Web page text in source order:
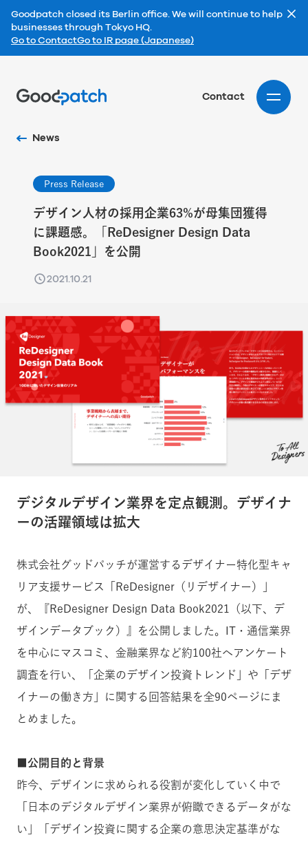
Goodpatch closed its Berlin office. We will continue to help
businesses through Tokyo HQ.
Go to ContactGo to IR page (Japanese)
Contact
News
Press Release
デザイン人材の採用企業63%が母集団獲得
に課題感。「ReDesigner Design Data
Book2021」を公開
2021.10.21
デジタルデザイン業界を定点観測。デザイナ
ーの活躍領域は拡大
株式会社グッドパッチが運営するデザイナー特化型キャ
リア支援サービス「ReDesigner（リデザイナー）」
が、『ReDesigner Design Data Book2021（以下、デ
ザインデータブック）』を公開しました。IT・通信業界
を中心にマスコミ、金融業界など約100社へアンケート
調査を行い、「企業のデザイン投資トレンド」や「デザ
イナーの働き方」に関する回答結果を全90ページにま
とめました。
■公開目的と背景
昨今、デザインに求められる役割が変化していく中で
「日本のデジタルデザイン業界が俯瞰できるデータがな
い」「デザイン投資に関する企業の意思決定基準がな